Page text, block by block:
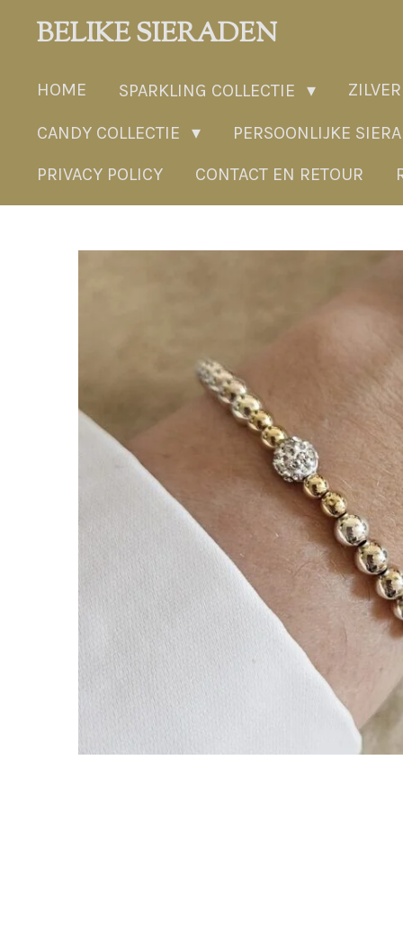
directBELIKE SIERADEN
HOME SPARKLING COLLECTIE
CANDY COLLECTIE PERSOONLIJKE
PRIVACY POLICY CONTACT EN RETOUR